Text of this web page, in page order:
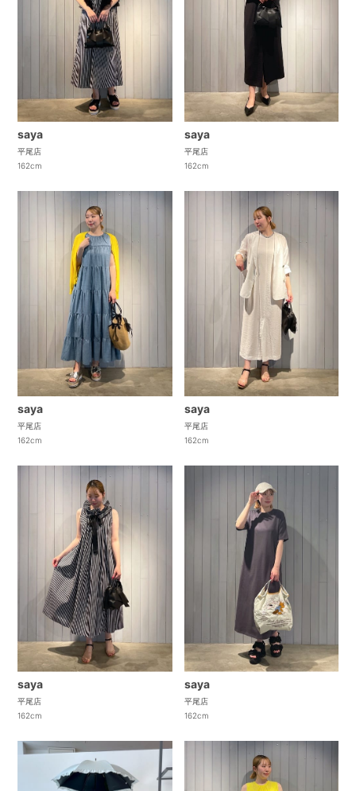
saya
平尾店
162cm
saya
平尾店
162cm
saya
平尾店
162cm
saya
平尾店
162cm
saya
平尾店
162cm
saya
平尾店
162cm